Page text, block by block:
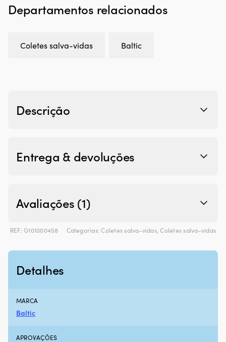
Departamentos relacionados
Coletes salva-vidas Baltic
Descrição
Entrega & devoluções
Avaliações (1)
REF:G101000458 Categorias:Coletes salva-vidas,Coletes salva-vidas
Detalhes
MARCA
Baltic
APROVAÇÕES